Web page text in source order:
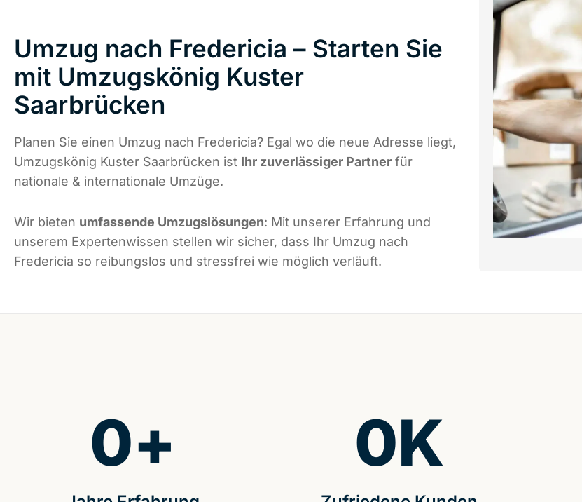
Umzug nach Fredericia – Starten Sie
mit Umzugskönig Kuster
Saarbrücken
Planen Sie einen Umzug nach Fredericia? Egal wo die neue Adresse liegt,
Umzugskönig Kuster Saarbrücken ist Ihr zuverlässiger Partner für
nationale & internationale Umzüge.
Wir bieten umfassende Umzugslösungen: Mit unserer Erfahrung und
unserem Expertenwissen stellen wir sicher, dass Ihr Umzug nach
Fredericia so reibungslos und stressfrei wie möglich verläuft.
0+ 0K